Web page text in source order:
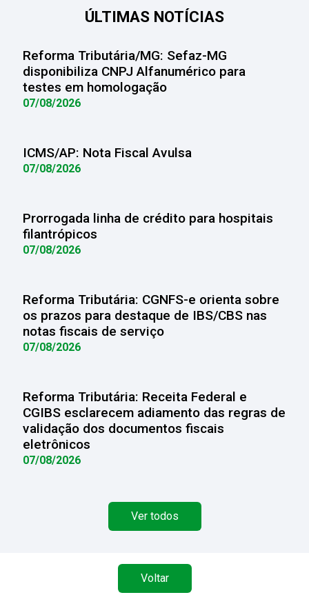
ÚLTIMAS NOTÍCIAS
Reforma Tributária/MG: Sefaz-MG
disponibiliza CNPJ Alfanumérico para
testes em homologação
07/08/2026
ICMS/AP: Nota Fiscal Avulsa
07/08/2026
Prorrogada linha de crédito para hospitais
filantrópicos
07/08/2026
Reforma Tributária: CGNFS-e orienta sobre
os prazos para destaque de IBS/CBS nas
notas fiscais de serviço
07/08/2026
Reforma Tributária: Receita Federal e
CGIBS esclarecem adiamento das regras de
validação dos documentos fiscais
eletrônicos
07/08/2026
Ver todos
Voltar